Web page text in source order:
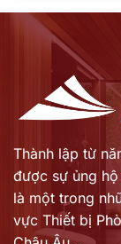
Thành lập từ
được sự ủng
là một trong
vực Thiết bị